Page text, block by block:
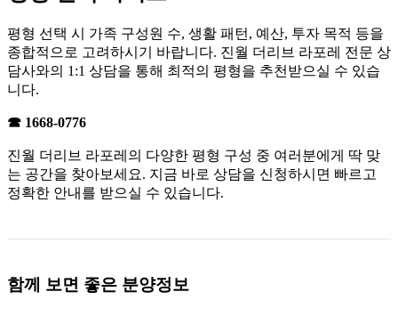
평형 선택 시 가족 구성원 수, 생활 패턴, 예산, 투자 목적 등을
종합적으로 고려하시기 바랍니다. 진월 더리브 라포레 전문 상
담사와의 1:1 상담을 통해 최적의 평형을 추천받으실 수 있습
니다.
☎ 1668-0776
진월 더리브 라포레의 다양한 평형 구성 중 여러분에게 딱 맞
는 공간을 찾아보세요. 지금 바로 상담을 신청하시면 빠르고
정확한 안내를 받으실 수 있습니다.
함께 보면 좋은 분양정보